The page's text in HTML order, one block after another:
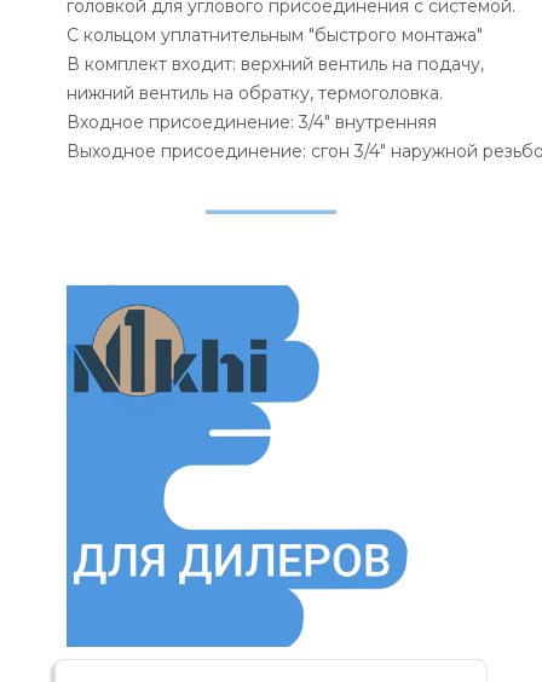
головкой для углового присоединения с системой.
С кольцом уплатнительным "быстрого монтажа"
В комплект входит: верхний вентиль на подачу,
нижний вентиль на обратку, термоголовка.
Входное присоединение: 3/4" внутренняя
Выходное присоединение: сгон 3/4" наружной